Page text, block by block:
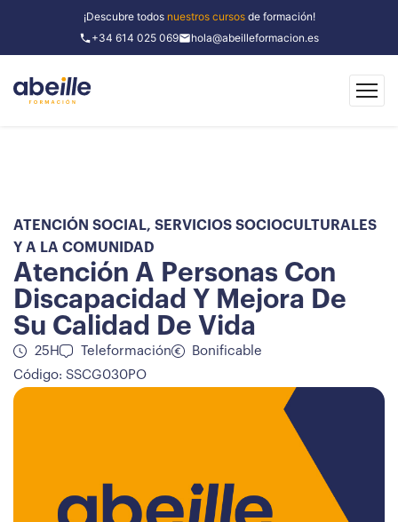
¡Descubre todos nuestros cursosde formación!
+34 614 025 069
hola@abeilleformacion.es
ATENCIÓN SOCIAL, SERVICIOS SOCIOCULTURALES
Y A LA COMUNIDAD
Atención A Personas Con
Discapacidad Y Mejora De
Su Calidad De Vida
25H Teleformación
Bonificable
Código: SSCG030PO